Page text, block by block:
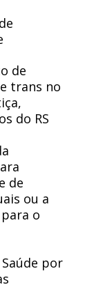
de
trans no
do RS
de
ou a
o
por